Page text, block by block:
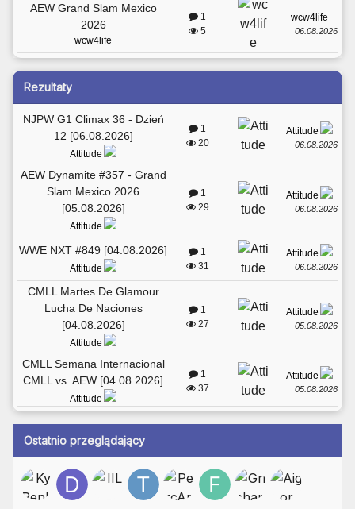
AEW Grand Slam Mexico
2026
wcw4life
1
5
wcw4life
06.08.2026
Rezultaty
NJPW G1 Climax 36 - Dzień
12 [06.08.2026]
Attitude
1
20
Attitude
06.08.2026
AEW Dynamite #357 - Grand
Slam Mexico 2026
[05.08.2026]
Attitude
1
29
Attitude
06.08.2026
WWE NXT #849 [04.08.2026]
Attitude
1
31
Attitude
06.08.2026
CMLL Martes De Glamour
Lucha De Naciones
[04.08.2026]
Attitude
1
27
Attitude
05.08.2026
CMLL Semana Internacional
CMLL vs. AEW [04.08.2026]
Attitude
1
37
Attitude
05.08.2026
Ostatnio przeglądający